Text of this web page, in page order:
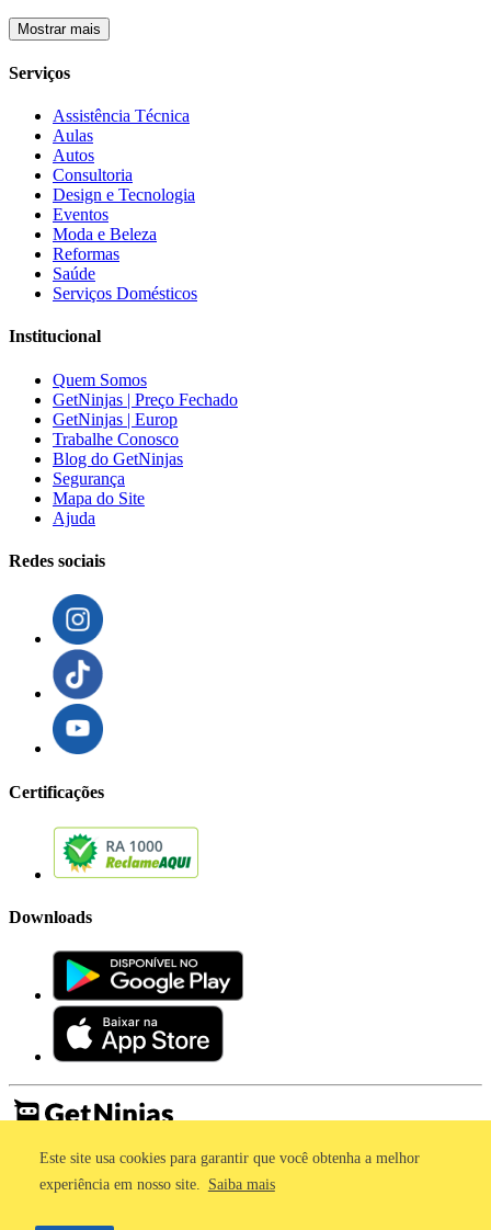
Este site usa cookies para garantir que você obtenha a melhor
experiência em nosso site. Saiba mais
Mostrar mais
Serviços
Assistência Técnica
Aulas
Autos
Consultoria
Design e Tecnologia
Eventos
Moda e Beleza
Reformas
Saúde
Serviços Domésticos
Institucional
Quem Somos
GetNinjas | Preço Fechado
GetNinjas | Europ
Trabalhe Conosco
Blog do GetNinjas
Segurança
Mapa do Site
Ajuda
Redes sociais
Certificações
Downloads
Imprensa
Termos de Uso